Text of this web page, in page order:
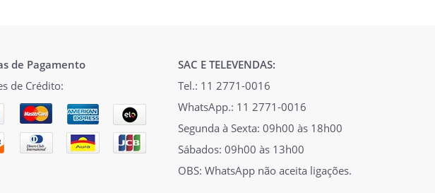
de Pagamento
de Crédito:
SAC E TELEVENDAS:
Tel.: 11 2771-0016
WhatsApp.: 11 2771-0016
Segunda à Sexta: 09h00 às 18h00
Sábados: 09h00 às 13h00
OBS: WhatsApp não aceita ligações.